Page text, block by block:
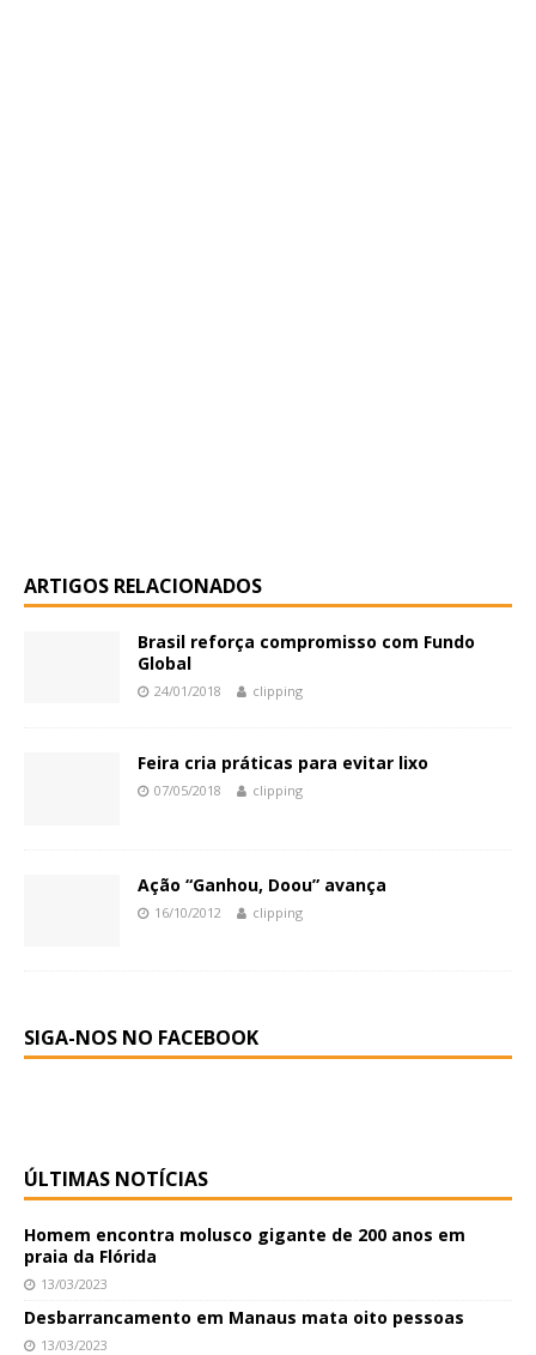
ARTIGOS RELACIONADOS
Brasil reforça compromisso com Fundo
Global
24/01/2018 clipping
Feira cria práticas para evitar lixo
07/05/2018 clipping
Ação “Ganhou, Doou” avança
16/10/2012 clipping
SIGA-NOS NO FACEBOOK
ÚLTIMAS NOTÍCIAS
Homem encontra molusco gigante de 200 anos em
praia da Flórida
13/03/2023
Desbarrancamento em Manaus mata oito pessoas
13/03/2023